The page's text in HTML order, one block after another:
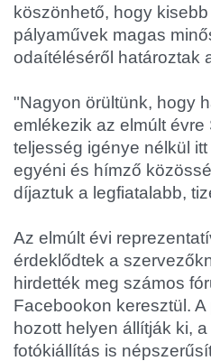
köszönhető, hogy
pályaművek magas
odaítéléséről határoztak
"Nagyon örültünk, hogy
emlékezik az elmúlt
teljesség igénye nélkül
egyéni és hímző
díjaztuk a legfiatalabb,
Az elmúlt évi
érdeklődtek a
hirdették meg számos
Facebookon keresztül.
hozott helyen állítják ki,
fotókiállítás is